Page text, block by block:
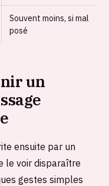
Souvent moins, si mal
posé
un
ensuite par un
le voir disparaître
gestes simples